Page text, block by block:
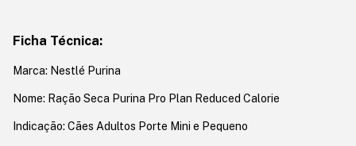
Ficha Técnica:
Marca: Nestlé Purina
Nome: Ração Seca Purina Pro Plan Reduced Calorie
Indicação: Cães Adultos Porte Mini e Pequeno